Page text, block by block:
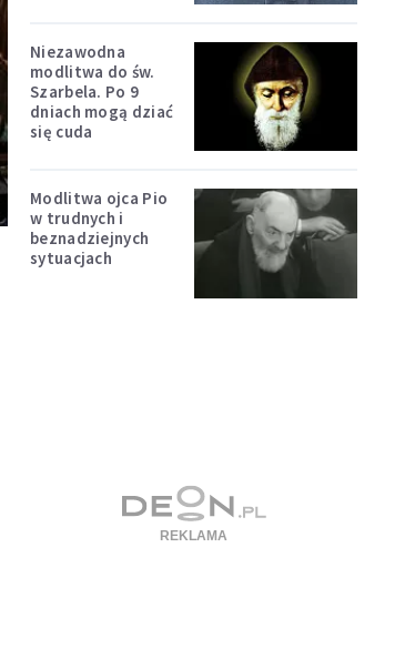
Niezawodna
modlitwa do św.
Szarbela. Po 9
dniach mogą dziać
się cuda
Modlitwa ojca Pio
w trudnych i
beznadziejnych
sytuacjach